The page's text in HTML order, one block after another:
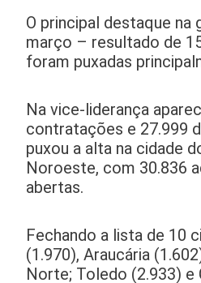
O principal destaque na
março – resultado de
foram puxadas
Na vice-liderança
contratações e 27.999
puxou a alta na cidade
Noroeste, com 30.836
abertas.
Fechando a lista de 10
(1.970), Araucária
Norte; Toledo (2.933) e